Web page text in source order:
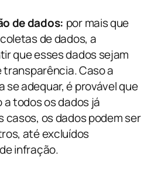
de dados: por mais que
de dados, a
que esses dados sejam
Caso a
se adequar, é provável que
todos os dados já
casos, os dados podem ser
até excluídos
infração.